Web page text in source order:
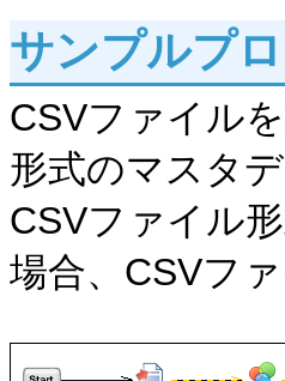
サンプルプ
CSVファイル
形式のマスタ
CSVファイル
場合、CSVフ